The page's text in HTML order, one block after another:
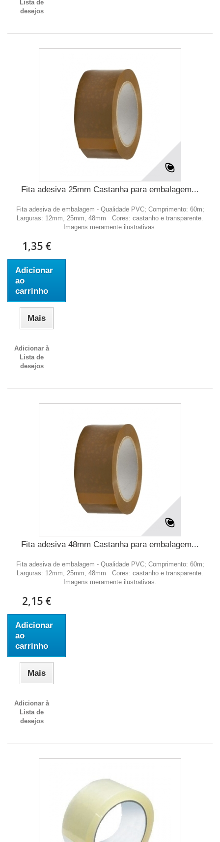
Lista de
desejos
Fita adesiva 25mm Castanha para embalagem...
Fita adesiva de embalagem - Qualidade PVC; Comprimento: 60m;
Larguras: 12mm, 25mm, 48mm Cores: castanho e transparente.
Imagens meramente ilustrativas.
1,35 €
Adicionar
ao
carrinho
Mais
Adicionar à
Lista de
desejos
Fita adesiva 48mm Castanha para embalagem...
Fita adesiva de embalagem - Qualidade PVC; Comprimento: 60m;
Larguras: 12mm, 25mm, 48mm Cores: castanho e transparente.
Imagens meramente ilustrativas.
2,15 €
Adicionar
ao
carrinho
Mais
Adicionar à
Lista de
desejos